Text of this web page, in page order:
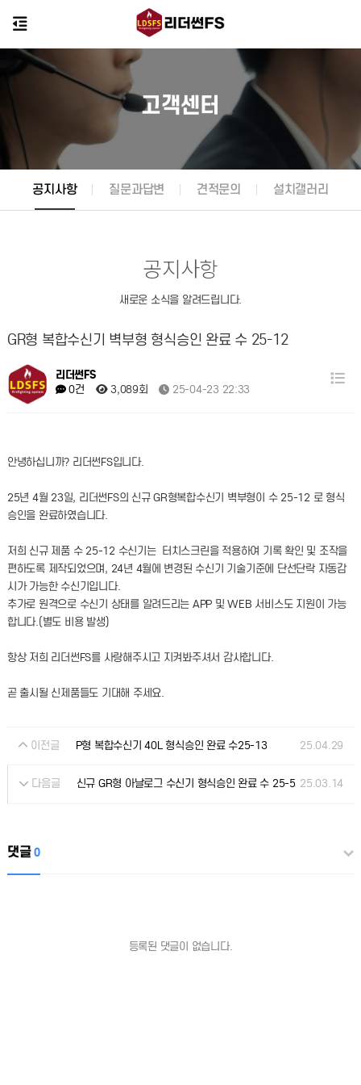
공지사항 질문과답변 견적문의 설치갤러리
고객센터
공지사항
새로운 소식을 알려드립니다.
GR형 복합수신기 벽부형 형식승인 완료 수 25-12
리더썬FS
0건
3,089회 25-04-23 22:33
안녕하십니까? 리더썬FS입니다.
25년 4월 23일, 리더썬FS의 신규 GR형복합수신기 벽부형이 수 25-12 로 형식
승인을 완료하였습니다.
저희 신규 제품 수 25-12 수신기는 터치스크린을 적용하여 기록 확인 및 조작을
편하도록 제작되었으며, 24년 4월에 변경된 수신기 기술기준에 단선단락 자동감
시가 가능한 수신기입니다.
추가로 원격으로 수신기 상태를 알려드리는 APP 및 WEB 서비스도 지원이 가능
합니다.(별도 비용 발생)
항상 저희 리더썬FS를 사랑해주시고 지켜봐주셔서 감사합니다.
곧 출시될 신제품들도 기대해 주세요.
이전글 P형 복합수신기 40L 형식승인 완료 수25-13 25.04.29
다음글 신규 GR형 아날로그 수신기 형식승인 완료 수 25-5 25.03.14
댓글0
등록된 댓글이 없습니다.